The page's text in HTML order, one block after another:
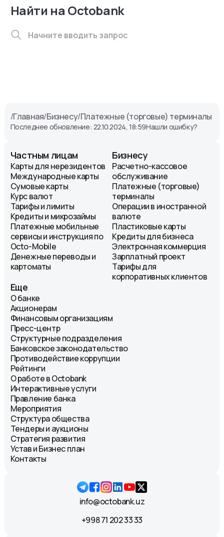
Найти на Octobank
/Главная/Бизнесу/Платежные (торговые) терминалы
Последнее обновление: 22.10.2024, 18:59Нашли ошибку?
Частным лицам
Карты для нерезидентов
Международные карты
Сумовые карты
Курс валют
Тарифы и лимиты
Кредиты и микрозаймы
Платежные мобильные
сервисы и инструкция по
Octo-Mobile
Денежные переводы и
картоматы
Бизнесу
Расчетно-кассовое
обслуживание
Платежные (торговые)
терминалы
Операции в иностранной
валюте
Пластиковые карты
Кредиты для бизнеса
Электронная коммерция
Зарплатный проект
Тарифы для
корпоративных клиентов
Еще
О банке
Акционерам
Финансовым организациям
Пресс-центр
Структурные подразделения
Банковское законодательство
Противодействие коррупции
Рейтинги
О работе в Octobank
Интерактивные услуги
Правление банка
Мероприятия
Структура общества
Тендеры и аукционы
Стратегия развития
Устав и Бизнес план
Контакты
info@octobank.uz
+998 71 202 33 33